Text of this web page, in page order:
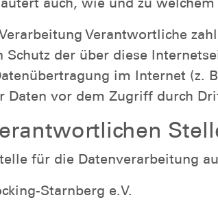
Verantwortliche
Schutz der über diese
im Internet (z.
Daten vor dem Zugriff durch
für die Datenverarbeitung
Starnberg e.V.